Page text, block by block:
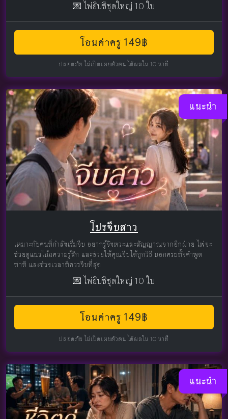
💌 ไพ่ยิปซีชุดใหญ่ 10 ใบ
โอนค่าครู 149฿
ปลอดภัย ไม่เปิดเผยตัวตน ได้ผลใน 10 นาที
แนะนำ
โปรจีบสาว
เหมาะกับคนที่กำลังเริ่มจีบ อยากรู้จังหวะและสัญญาณจากอีกฝ่าย ไพ่จะ
ช่วยดูแนวโน้มความรู้สึก และช่วยให้คุณจีบได้ถูกวิธี บอกครบทั้งคำพูด
ท่าที และช่วงเวลาที่ควรจีบที่สุด
💌 ไพ่ยิปซีชุดใหญ่ 10 ใบ
โอนค่าครู 149฿
ปลอดภัย ไม่เปิดเผยตัวตน ได้ผลใน 10 นาที
แนะนำ